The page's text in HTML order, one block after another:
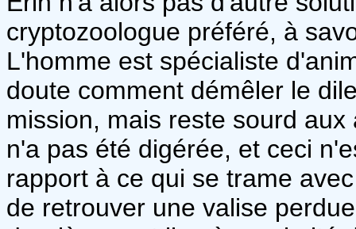
cryptozoologue préféré, à
L'homme est spécialiste
doute comment démêler le
mission, mais reste sourd
n'a pas été digérée, et ceci
rapport à ce qui se trame
de retrouver une valise